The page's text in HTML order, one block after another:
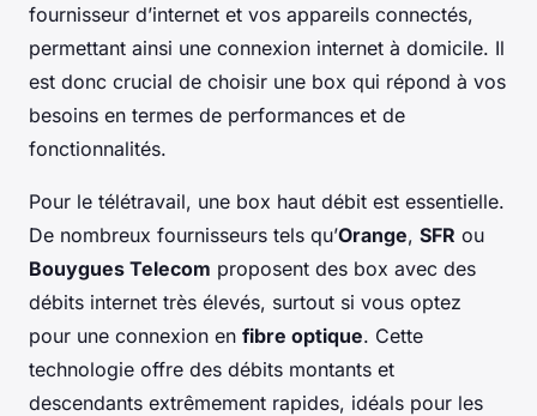
fournisseur d’internet et vos appareils connectés,
permettant ainsi une connexion internet à domicile. Il
est donc crucial de choisir une box qui répond à vos
besoins en termes de performances et de
fonctionnalités.
Pour le télétravail, une box haut débit est essentielle.
De nombreux fournisseurs tels qu’Orange, SFR ou
Bouygues Telecom proposent des box avec des
débits internet très élevés, surtout si vous optez
pour une connexion en fibre optique. Cette
technologie offre des débits montants et
descendants extrêmement rapides, idéals pour les